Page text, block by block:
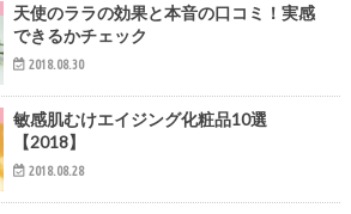
天使のララの効果と本音の口コミ！実感
できるかチェック
2018.08.30
敏感肌むけエイジング化粧品10選
【2018】
2018.08.28